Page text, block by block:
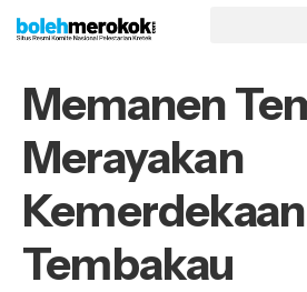
Memanen
Merayakan
Tembakau